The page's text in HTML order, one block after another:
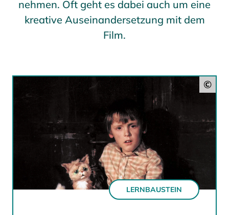
nehmen. Oft geht es dabei auch um eine
kreative Auseinandersetzung mit dem
Film.
©
LERNBAUSTEIN